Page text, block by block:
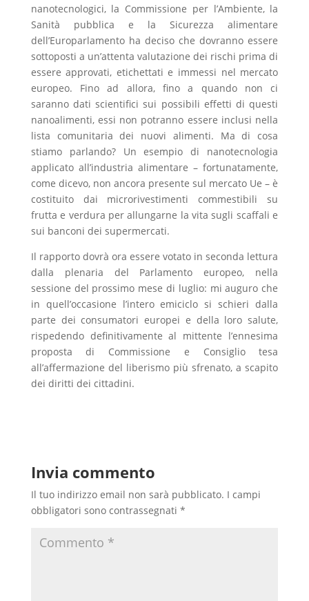
nanotecnologici, la Commissione per l’Ambiente, la
Sanità pubblica e la Sicurezza alimentare
dell’Europarlamento ha deciso che dovranno essere
sottoposti a un’attenta valutazione dei rischi prima di
essere approvati, etichettati e immessi nel mercato
europeo. Fino ad allora, fino a quando non ci
saranno dati scientifici sui possibili effetti di questi
nanoalimenti, essi non potranno essere inclusi nella
lista comunitaria dei nuovi alimenti. Ma di cosa
stiamo parlando? Un esempio di nanotecnologia
applicato all’industria alimentare – fortunatamente,
come dicevo, non ancora presente sul mercato Ue – è
costituito dai microrivestimenti commestibili su
frutta e verdura per allungarne la vita sugli scaffali e
sui banconi dei supermercati.
Il rapporto dovrà ora essere votato in seconda lettura
dalla plenaria del Parlamento europeo, nella
sessione del prossimo mese di luglio: mi auguro che
in quell’occasione l’intero emiciclo si schieri dalla
parte dei consumatori europei e della loro salute,
rispedendo definitivamente al mittente l’ennesima
proposta di Commissione e Consiglio tesa
all’affermazione del liberismo più sfrenato, a scapito
dei diritti dei cittadini.
Invia commento
Il tuo indirizzo email non sarà pubblicato. I campi
obbligatori sono contrassegnati *